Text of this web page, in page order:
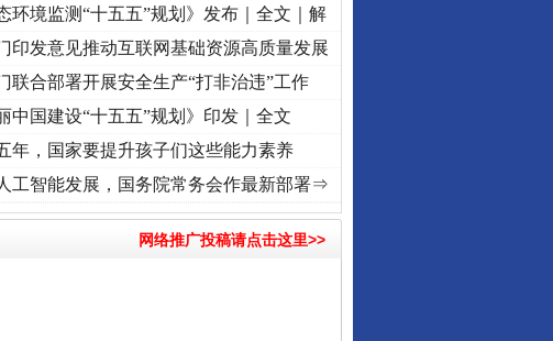
奋进复兴征程丨“转折之城”激荡..·[视频]牢记初心使命 奋进复兴征程丨红船起航处 潮起..
环境监测“十五五”规划》发布｜全文｜解
印发意见推动互联网基础资源高质量发展
联合部署开展安全生产“打非治违”工作
中国建设“十五五”规划》印发｜全文
年，国家要提升孩子们这些能力素养
工智能发展，国务院常务会作最新部署⇒
网络推广投稿请点击这里>>